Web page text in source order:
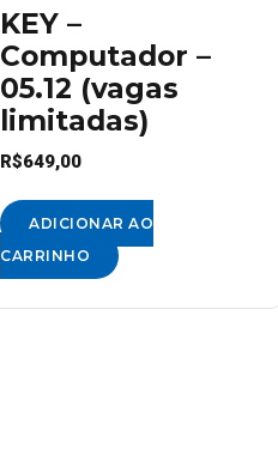
KEY –
Computador –
05.12 (vagas
limitadas)
R$649,00
ADICIONAR AO
CARRINHO